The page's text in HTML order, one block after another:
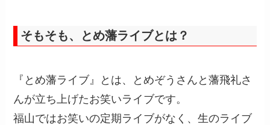
そもそも、とめ藩ライブとは？
『とめ藩ライブ』とは、とめぞうさんと藩飛礼さ
んが立ち上げたお笑いライブです。
福山ではお笑いの定期ライブがなく、生のライブ